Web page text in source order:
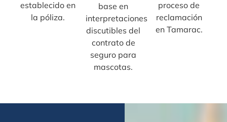
establecido en
la póliza.
base en
interpretaciones
discutibles del
contrato de
seguro para
mascotas.
proceso de
reclamación
en Tamarac.